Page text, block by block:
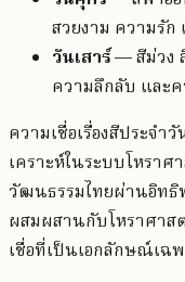
สวยงาม ความรั
วันเสาร์— สีม่วง
ความลึกลับ และ
ความเชื่อเรื่องสีประจ
เคราะห์ในระบบโหรา
วัฒนธรรมไทยผ่านอิท
ผสมผสานกับโหราศาส
เชื่อที่เป็นเอกลักษณ์เฉ